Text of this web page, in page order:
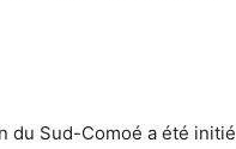
du Sud-Comoé a été